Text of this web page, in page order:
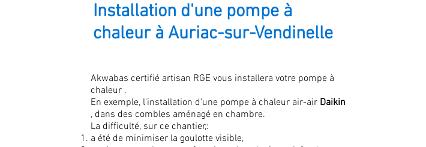
Installation d'une pompe à
chaleur à Auriac-sur-Vendinelle
Akwabas certifié artisan RGE vous installera votre pompe à
chaleur .
En exemple, l'installation d'une pompe à chaleur air-air Daikin
, dans des combles aménagé en chambre.
La difficulté, sur ce chantier,:
a été de minimiser la goulotte visible,